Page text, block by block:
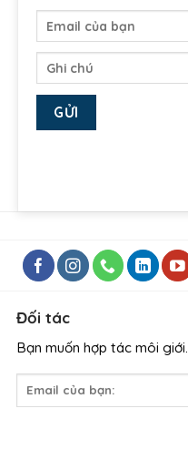
Đối tác
Bạn muốn hợp tác môi giới.